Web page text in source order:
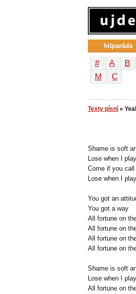
# A B
М
С
Texty písní »
Shame is soft
Lose when I
Come if you
Lose when I
You got an
You got a way
All fortune on
All fortune on
All fortune on
All fortune on
Shame is soft
Lose when I
All fortune on
hitparáda